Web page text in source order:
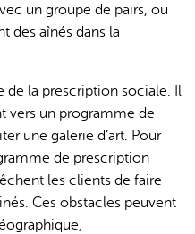
un groupe de pairs, ou
des aînés dans la
de la prescription sociale. Il
vers un programme de
une galerie d’art. Pour
de prescription
les clients de faire
Ces obstacles peuvent